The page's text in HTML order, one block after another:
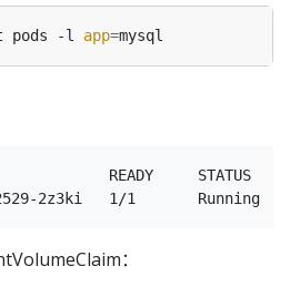
pods -l app=
READY     STATUS
：